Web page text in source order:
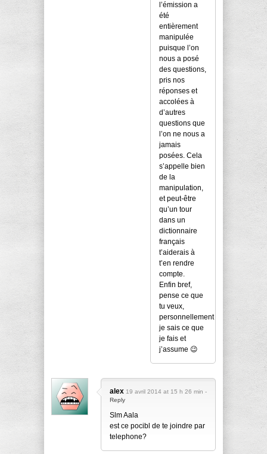
l’émission a
été
entièrement
manipulée
puisque l’on
nous a posé
des questions,
pris nos
réponses et
accolées à
d’autres
questions que
l’on ne nous a
jamais
posées. Cela
s’appelle bien
de la
manipulation,
et peut-être
qu’un tour
dans un
dictionnaire
français
t’aiderais à
t’en rendre
compte.
Enfin bref,
pense ce que
tu veux,
personnellement
je sais ce que
je fais et
j’assume 😉
alex 19 avril 2014 at 15 h 26 min -
Reply
Slm Aala
est ce pocibl de te joindre par
telephone?